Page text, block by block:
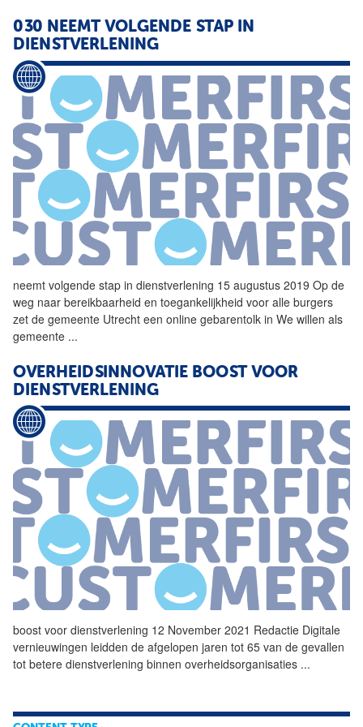
030 NEEMT VOLGENDE STAP IN
DIENSTVERLENING
neemt volgende stap in dienstverlening 15 augustus 2019 Op de
weg naar bereikbaarheid en toegankelijkheid voor alle burgers
zet de gemeente Utrecht een online gebarentolk in We willen als
gemeente ...
OVERHEIDSINNOVATIE BOOST VOOR
DIENSTVERLENING
boost voor dienstverlening 12 November 2021 Redactie Digitale
vernieuwingen leidden de afgelopen jaren tot 65 van de gevallen
tot betere dienstverlening binnen overheidsorganisaties ...